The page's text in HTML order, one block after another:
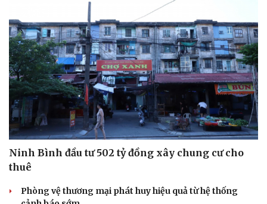
Ninh Bình đầu tư 502 tỷ đồng xây chung cư cho
thuê
Phòng vệ thương mại phát huy hiệu quả từ hệ thống